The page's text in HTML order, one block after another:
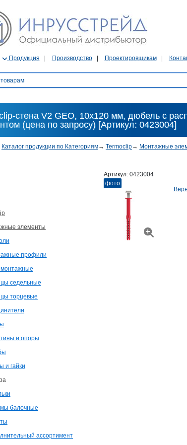
Продукция Производство Проектировщикам
стена V2 GEO, 10х120 мм, дюбель с
(цена по запросу) [Артикул: 0423004]
Каталог продукции по Категориям→ Termoclip→ Монтажные
элементы
профили
монтажные
седельные
торцевые
и опоры
и гайки
балочные
ассортимент
Артикул: 0423004
фото